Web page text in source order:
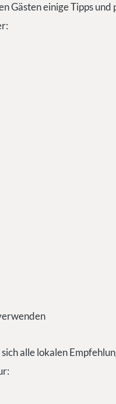
Gästen einige Tipps
alle lokalen